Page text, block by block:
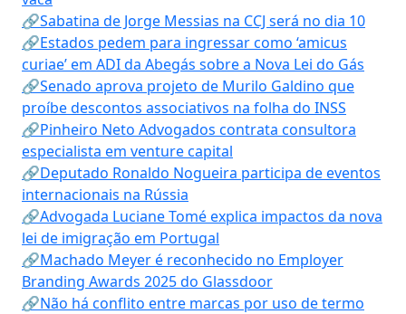
🔗Sabatina de Jorge Messias na CCJ será no dia 10
🔗Estados pedem para ingressar como ‘amicus
curiae’ em ADI da Abegás sobre a Nova Lei do Gás
🔗Senado aprova projeto de Murilo Galdino que
proíbe descontos associativos na folha do INSS
🔗Pinheiro Neto Advogados contrata consultora
especialista em venture capital
🔗Deputado Ronaldo Nogueira participa de eventos
internacionais na Rússia
🔗Advogada Luciane Tomé explica impactos da nova
lei de imigração em Portugal
🔗Machado Meyer é reconhecido no Employer
Branding Awards 2025 do Glassdoor
🔗Não há conflito entre marcas por uso de termo